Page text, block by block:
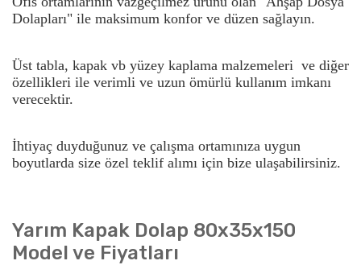
Dolapları" ile maksimum konfor ve düzen sağlayın.
Üst tabla, kapak vb yüzey kaplama malzemeleri ve diğer
özellikleri ile verimli ve uzun ömürlü kullanım imkanı
verecektir.
İhtiyaç duyduğunuz ve çalışma ortamınıza uygun
boyutlarda size özel teklif alımı için bize ulaşabilirsiniz.
Yarım Kapak Dolap 80x35x150
Model ve Fiyatları